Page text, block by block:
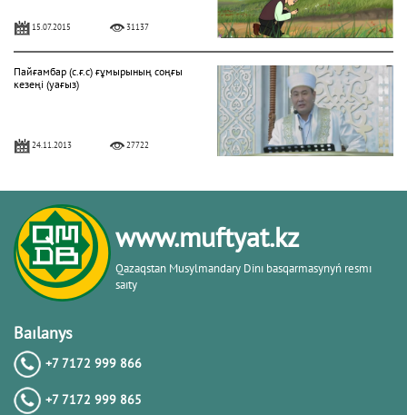
15.07.2015 31137
Пайғамбар (с.ғ.с) ғұмырының соңғы
кезеңі (уағыз)
24.11.2013 27722
"Фатиха" сүресі
11.04.2016
23.10.2015
www.muftyat.kz
Qazaqstan Musylmandary Dіnı basqarmasynyń resmı
saıty
Baılanys
+7 7172 999 866
+7 7172 999 865